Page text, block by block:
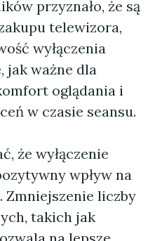
przyznało, że są
telewizora,
wyłączenia
jak ważne dla
oglądania i
w czasie seansu.
że wyłączenie
wpływ na
Zmniejszenie liczby
takich jak